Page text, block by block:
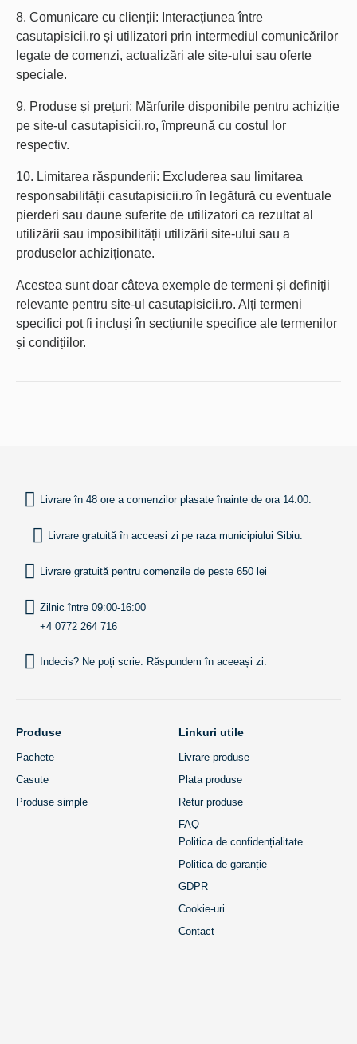
8. Comunicare cu clienții: Interacțiunea între
casutapisicii.ro și utilizatori prin intermediul comunicărilor
legate de comenzi, actualizări ale site-ului sau oferte
speciale.
9. Produse și prețuri: Mărfurile disponibile pentru achiziție
pe site-ul casutapisicii.ro, împreună cu costul lor
respectiv.
10. Limitarea răspunderii: Excluderea sau limitarea
responsabilității casutapisicii.ro în legătură cu eventuale
pierderi sau daune suferite de utilizatori ca rezultat al
utilizării sau imposibilității utilizării site-ului sau a
produselor achiziționate.
Acestea sunt doar câteva exemple de termeni și definiții
relevante pentru site-ul casutapisicii.ro. Alți termeni
specifici pot fi incluși în secțiunile specifice ale termenilor
și condițiilor.
Livrare în 48 ore a comenzilor plasate înainte de ora 14:00.
Livrare gratuită în acceasi zi pe raza municipiului Sibiu.
Livrare gratuită pentru comenzile de peste 650 lei
Zilnic între 09:00-16:00
+4 0772 264 716
Indecis? Ne poți scrie. Răspundem în aceeași zi.
Produse
Pachete
Casute
Produse simple
Linkuri utile
Livrare produse
Plata produse
Retur produse
FAQ
Politica de confidențialitate
Politica de garanție
GDPR
Cookie-uri
Contact